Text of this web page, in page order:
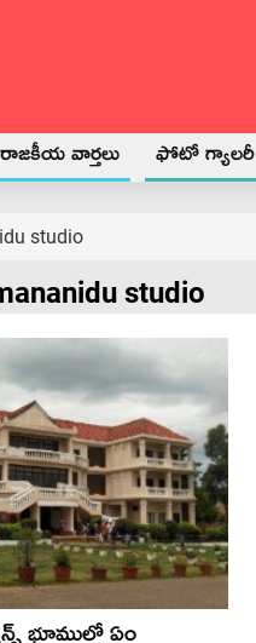
రాజకీయ వార్తలు ఫోటో గ్యాలరీ
studio
studio